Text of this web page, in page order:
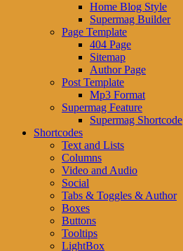
Home Blog Style
Supermag Builder
Page Template
404 Page
Sitemap
Author Page
Post Template
Mp3 Format
Supermag Feature
Supermag Shortcode
Shortcodes
Text and Lists
Columns
Video and Audio
Social
Tabs & Toggles & Author
Boxes
Buttons
Tooltips
LightBox